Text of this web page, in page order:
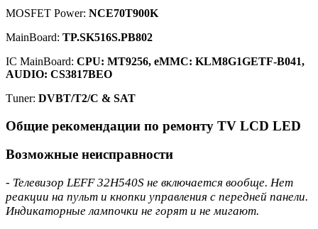
MOSFET Power: NCE70T900K
MainBoard: TP.SK516S.PB802
IC MainBoard: CPU: MT9256, eMMC: KLM8G1GETF-B041,
AUDIO: CS3817BEO
Тuner: DVBT/T2/C & SAT
Общие рекомендации по ремонту TV LCD LED
Возможные неисправности
- Телевизор LEFF 32H540S не включается вообще. Нет
реакции на пульт и кнопки управления с передней панели.
Индикаторные лампочки не горят и не мигают.